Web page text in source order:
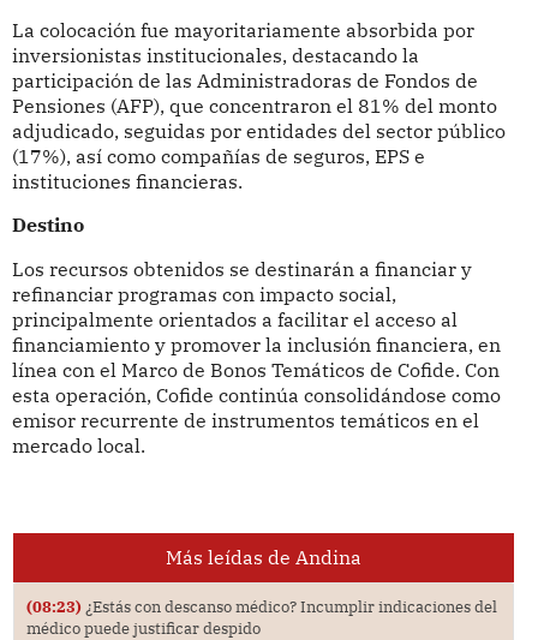
La colocación fue mayoritariamente absorbida por
inversionistas institucionales, destacando la
participación de las Administradoras de Fondos de
Pensiones (AFP), que concentraron el 81% del monto
adjudicado, seguidas por entidades del sector público
(17%), así como compañías de seguros, EPS e
instituciones financieras.
Destino
Los recursos obtenidos se destinarán a financiar y
refinanciar programas con impacto social,
principalmente orientados a facilitar el acceso al
financiamiento y promover la inclusión financiera, en
línea con el Marco de Bonos Temáticos de Cofide. Con
esta operación, Cofide continúa consolidándose como
emisor recurrente de instrumentos temáticos en el
mercado local.
Más leídas de Andina
(08:23) ¿Estás con descanso médico? Incumplir indicaciones del
médico puede justificar despido